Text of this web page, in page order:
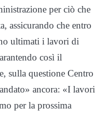
per ciò che
assicurando che entro
ultimati i lavori di
così il
sulla questione Centro
ancora: «I lavori
per la prossima